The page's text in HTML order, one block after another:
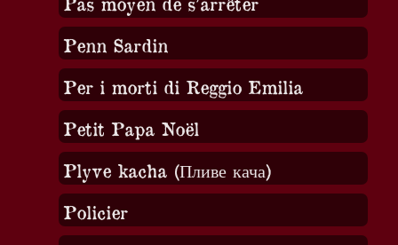
Penn Sardin
Per i morti di Reggio Emilia
Petit Papa Noël
Plyve kacha (Пливе кача)
Policier